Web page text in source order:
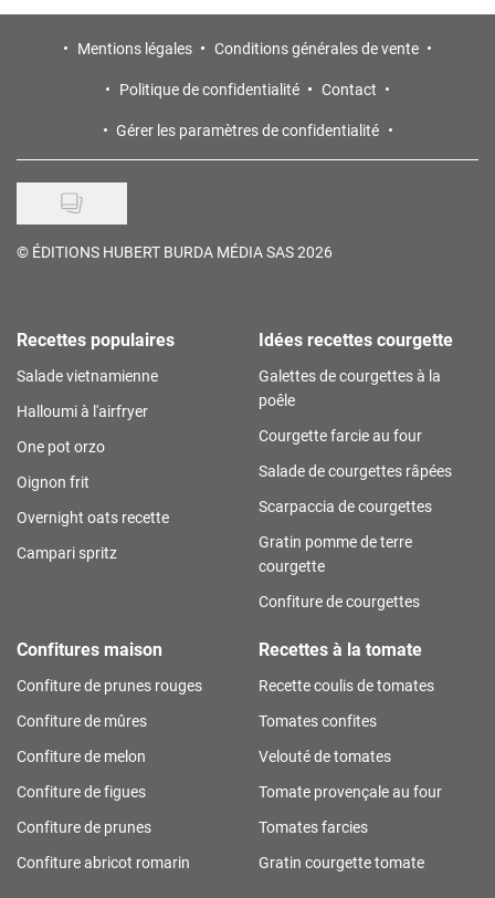
Mentions légales
Conditions générales de vente
Politique de confidentialité
Contact
Gérer les paramètres de confidentialité
© ÉDITIONS HUBERT BURDA MÉDIA SAS 2026
Recettes populaires
Salade vietnamienne
Halloumi à l'airfryer
One pot orzo
Oignon frit
Overnight oats recette
Campari spritz
Idées recettes courgette
Galettes de courgettes à la
poêle
Courgette farcie au four
Salade de courgettes râpées
Scarpaccia de courgettes
Gratin pomme de terre
courgette
Confiture de courgettes
Confitures maison
Confiture de prunes rouges
Confiture de mûres
Confiture de melon
Confiture de figues
Confiture de prunes
Confiture abricot romarin
Recettes à la tomate
Recette coulis de tomates
Tomates confites
Velouté de tomates
Tomate provençale au four
Tomates farcies
Gratin courgette tomate